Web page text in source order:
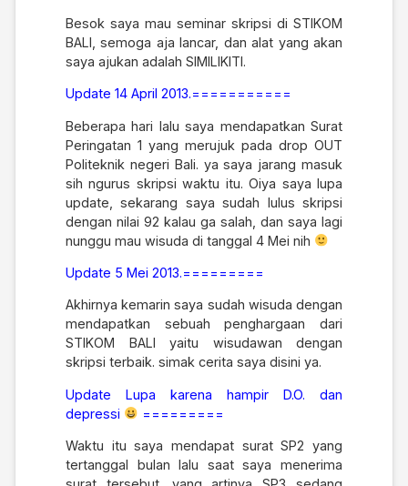
Besok saya mau seminar skripsi di STIKOM
BALI, semoga aja lancar, dan alat yang akan
saya ajukan adalah SIMILIKITI.
Update 14 April 2013.===========
Beberapa hari lalu saya mendapatkan Surat
Peringatan 1 yang merujuk pada drop OUT
Politeknik negeri Bali. ya saya jarang masuk
sih ngurus skripsi waktu itu. Oiya saya lupa
update, sekarang saya sudah lulus skripsi
dengan nilai 92 kalau ga salah, dan saya lagi
nunggu mau wisuda di tanggal 4 Mei nih
Update 5 Mei 2013.=========
Akhirnya kemarin saya sudah wisuda dengan
mendapatkan sebuah penghargaan dari
STIKOM BALI yaitu wisudawan dengan
skripsi terbaik. simak cerita saya disini ya.
Update Lupa karena hampir D.O. dan
depressi
=========
Waktu itu saya mendapat surat SP2 yang
tertanggal bulan lalu saat saya menerima